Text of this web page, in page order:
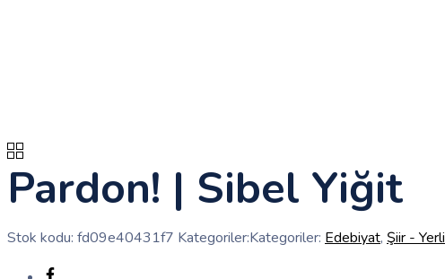
Pardon! | Sibel Yiğit
Stok kodu: fd09e40431f7 Kategoriler:Kategoriler: Edebiyat, Şiir - Yerli